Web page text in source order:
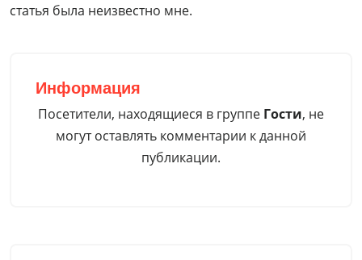
статья была неизвестно мне.
Информация
Посетители, находящиеся в группе Гости, не
могут оставлять комментарии к данной
публикации.